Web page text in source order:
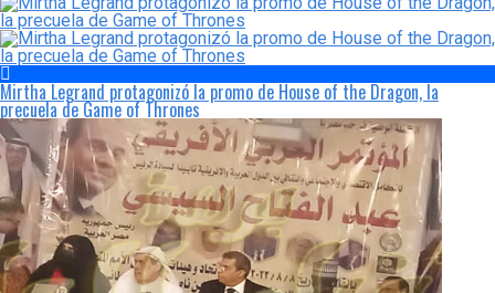
Mirtha Legrand protagonizó la promo de House of the Dragon, la
precuela de Game of Thrones